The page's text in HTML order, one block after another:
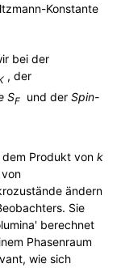
Konstante
bei der
, der
SF und der Spin-
Produkt von k
ändern
Sie
berechnet
Phasenraum
wie sich